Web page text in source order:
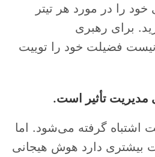
را در مورد هر تیتر
برای رهبری
نیست فضیلت خود را توییت
اشتباه گرفته می‌شود. اما
بیشتری دارد هوش هیجانی